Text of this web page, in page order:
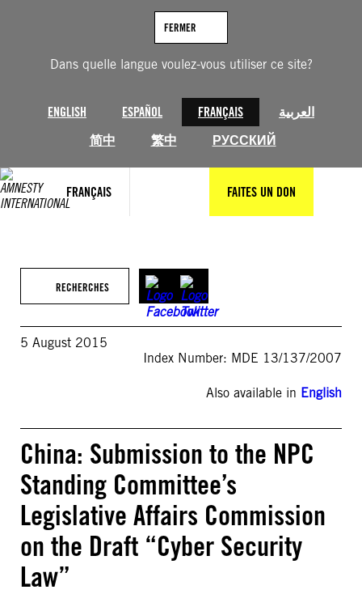
Dans quelle langue voulez-vous utiliser ce site?
ENGLISH ESPAÑOL FRANÇAIS
العربية
简中
繁中 РУССКИЙ
FERMER
FRANÇAIS FAITES UN DON
RECHERCHES
5 August 2015
Index Number: MDE 13/137/2007
Also available in English
China: Submission to the NPC
Standing Committee’s
Legislative Affairs Commission
on the Draft “Cyber Security
Law”